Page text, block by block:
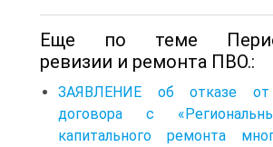
Еще по теме
ревизии и ремонта ПВО.:
ЗАЯВЛЕНИЕ об отказе от
договора с
капитального ремонта